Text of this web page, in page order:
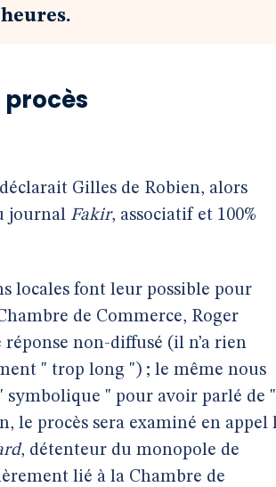
procès
Gilles de Robien, alors
journal Fakir, associatif et 100%
locales font leur possible pour
de Commerce, Roger
non-diffusé (il n’a rien
" trop long ") ; le même nous
" pour avoir parlé de "
le procès sera examiné en appel
, détenteur du monopole de
lié à la Chambre de